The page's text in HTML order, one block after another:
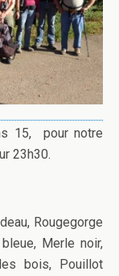
15, pour notre
23h30.
Rougegorge
Merle noir,
bois, Pouillot